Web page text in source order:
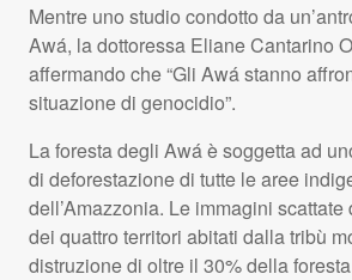
Mentre uno studio condotto da
Awá, la dottoressa Eliane Cantarino
affermando che “Gli Awá stanno
situazione di genocidio”.
La foresta degli Awá è soggetta ad
di deforestazione di tutte le aree
dell’Amazzonia. Le immagini
dei quattro territori abitati dalla tribù
distruzione di oltre il 30% della